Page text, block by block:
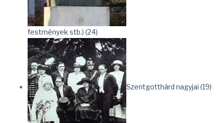
festmények stb.) (24)
Szentgotthárd nagyjai (19)